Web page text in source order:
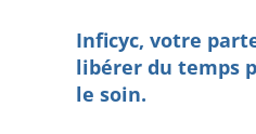
Inficyc, votre
libérer du temps
le soin.